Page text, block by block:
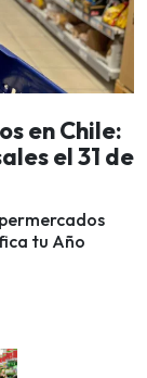
en Chile:
el 31 de
tu Año